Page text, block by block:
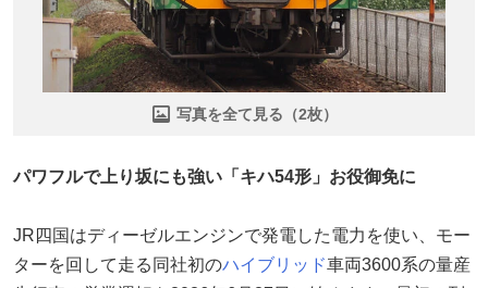
写真を全て見る（2枚）
パワフルで上り坂にも強い「キハ54形」お役御免に
JR四国はディーゼルエンジンで発電した電力を使い、モー
ターを回して走る同社初のハイブリッド車両3600系の量産